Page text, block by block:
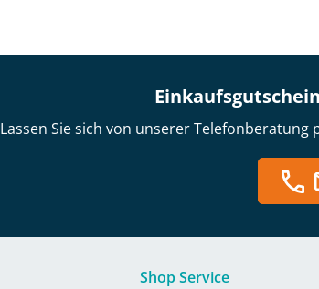
Lassen Sie sich von unserer
Shop Service